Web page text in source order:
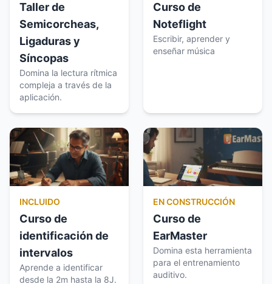
Taller de
Semicorcheas,
Ligaduras y
Síncopas
Domina la lectura rítmica
compleja a través de la
aplicación.
Curso de
Noteflight
Escribir, aprender y
enseñar música
INCLUIDO
Curso de
identificación de
intervalos
Aprende a identificar
desde la 2m hasta la 8J.
EN CONSTRUCCIÓN
Curso de
EarMaster
Domina esta herramienta
para el entrenamiento
auditivo.